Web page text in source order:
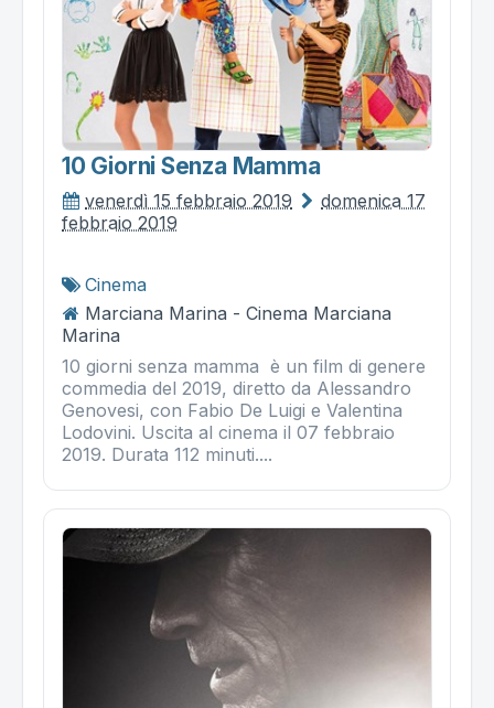
10 Giorni Senza Mamma
venerdì 15 febbraio 2019
domenica 17
febbraio 2019
Cinema
Marciana Marina - Cinema Marciana
Marina
10 giorni senza mamma è un film di genere
commedia del 2019, diretto da Alessandro
Genovesi, con Fabio De Luigi e Valentina
Lodovini. Uscita al cinema il 07 febbraio
2019. Durata 112 minuti....